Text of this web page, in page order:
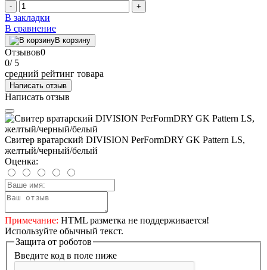
- +
В закладки
В сравнение
В корзину
Отзывов0
0/ 5
средний рейтинг товара
Написать отзыв
Написать отзыв
Свитер вратарский DIVISION PerFormDRY GK Pattern LS,
желтый/черный/белый
Оценка:
Примечание: HTML разметка не поддерживается!
Используйте обычный текст.
Защита от роботов
Введите код в поле ниже